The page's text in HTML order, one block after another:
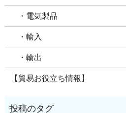
・電気製品
・輸入
・輸出
【貿易お役立ち情報】